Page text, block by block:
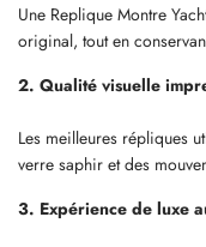
Une Replique Montre
original, tout en
2. Qualité visuelle
Les meilleures répliques
verre saphir et des
3. Expérience de luxe